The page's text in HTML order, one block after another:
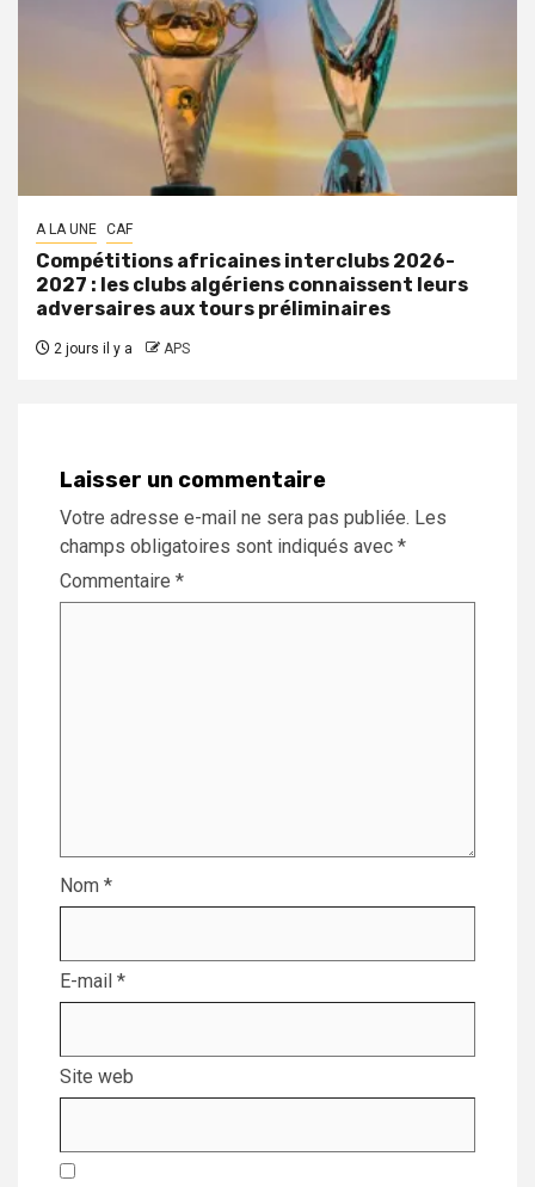
A LA UNE CAF
Compétitions africaines interclubs 2026-
2027 : les clubs algériens connaissent leurs
adversaires aux tours préliminaires
2 jours il y a APS
Laisser un commentaire
Votre adresse e-mail ne sera pas publiée. Les
champs obligatoires sont indiqués avec *
Commentaire *
Nom *
E-mail *
Site web